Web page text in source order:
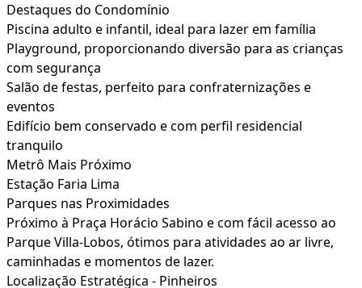
Destaques do Condomínio
Piscina adulto e infantil, ideal para lazer em família
Playground, proporcionando diversão para as crianças
com segurança
Salão de festas, perfeito para confraternizações e
eventos
Edifício bem conservado e com perfil residencial
tranquilo
Metrô Mais Próximo
Estação Faria Lima
Parques nas Proximidades
Próximo à Praça Horácio Sabino e com fácil acesso ao
Parque Villa-Lobos, ótimos para atividades ao ar livre,
caminhadas e momentos de lazer.
Localização Estratégica - Pinheiros